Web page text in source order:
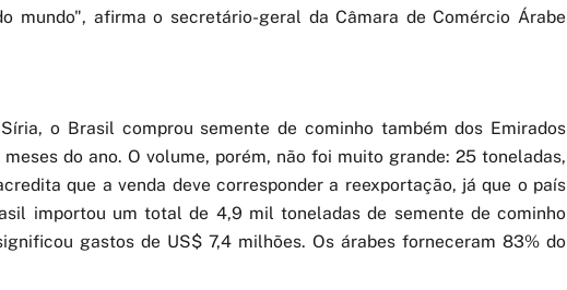
mundo", afirma o secretário-geral da Câmara de Comércio Árabe
o Brasil comprou semente de cominho também dos Emirados
do ano. O volume, porém, não foi muito grande: 25 toneladas,
que a venda deve corresponder a reexportação, já que o país
importou um total de 4,9 mil toneladas de semente de cominho
gastos de US$ 7,4 milhões. Os árabes forneceram 83% do